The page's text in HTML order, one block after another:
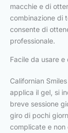
macchie e di
combinazione di
consente di
professionale.
Facile da usare
Californian
applica il gel, si
breve sessione
giro di pochi
complicate e non